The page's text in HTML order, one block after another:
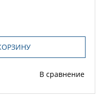
В сравнение